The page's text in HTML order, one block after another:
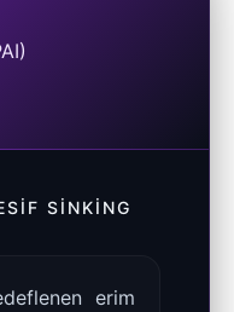
SINKING
erim